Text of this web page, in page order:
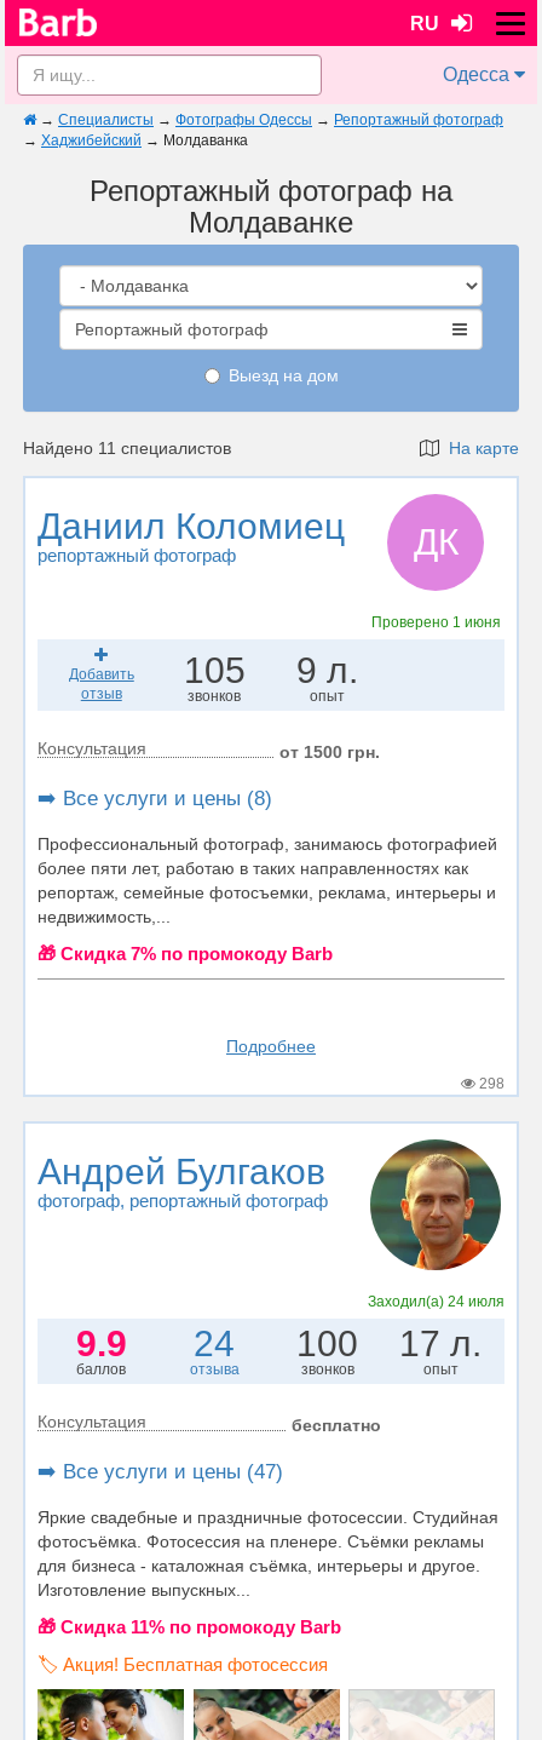
RU
Одесса
→ Специалисты → Фотографы Одессы → Репортажный фотограф
→ Хаджибейский → Молдаванка
Репортажный фотограф на
Молдаванке
Репортажный фотограф
Выезд на дом
Найдено 11 специалистов На карте
Даниил Коломиец
репортажный фотограф ДК
Проверено 1 июня
Добавить
отзыв
105
звонков
9 л.
опыт
Консультация от 1500 грн.
➡️ Все услуги и цены (8)
Профессиональный фотограф, занимаюсь фотографией
более пяти лет, работаю в таких направленностях как
репортаж, семейные фотосъемки, реклама, интерьеры и
недвижимость,...
🎁 Cкидка 7% по промокоду Barb
Подробнее
298
Андрей Булгаков
фотограф, репортажный фотограф
Заходил(а) 24 июля
9.9
баллов
24
отзыва
100
звонков
17 л.
опыт
Консультация бесплатно
➡️ Все услуги и цены (47)
Яркие свадебные и праздничные фотосессии. Студийная
фотосъёмка. Фотосессия на пленере. Съёмки рекламы
для бизнеса - каталожная съёмка, интерьеры и другое.
Изготовление выпускных...
🎁 Cкидка 11% по промокоду Barb
🏷️ Акция! Бесплатная фотосессия